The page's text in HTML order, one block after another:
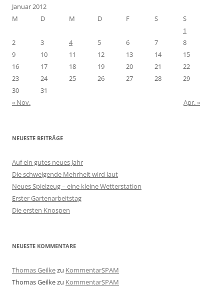
Januar 2012
M
D M D F S
S
1
2
3 4 5 6 7
8
9
10 11 12 13 14
15
16
17 18 19 20 21
22
23
24 25 26 27 28
29
30
31
« Nov.
Apr. »
NEUESTE BEITRÄGE
Auf ein gutes neues Jahr
Die schweigende Mehrheit wird laut
Neues Spielzeug – eine kleine Wetterstation
Erster Gartenarbeitstag
Die ersten Knospen
NEUESTE KOMMENTARE
Thomas Geilkezu KommentarSPAM
Thomas Geilkezu KommentarSPAM